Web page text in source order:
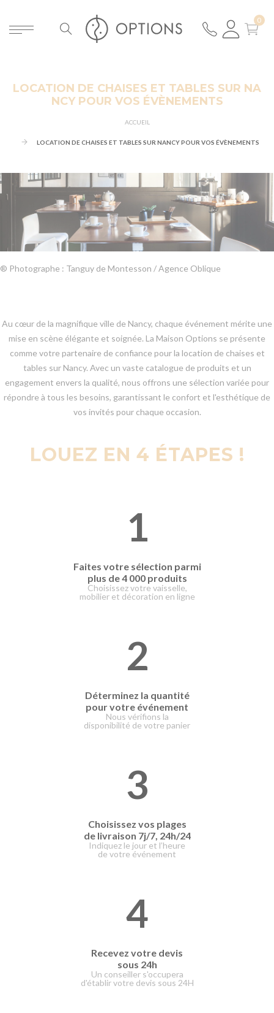
LOCATION DE CHAISES ET TABLES SUR NA
NCY POUR VOS ÉVÈNEMENTS
ACCUEIL
LOCATION DE CHAISES ET TABLES SUR NANCY POUR VOS ÉVÈNEMENTS
® Photographe : Tanguy de Montesson / Agence Oblique
Au cœur de la magnifique ville de Nancy, chaque événement mérite une
mise en scène élégante et soignée. La Maison Options se présente
comme votre partenaire de confiance pour la location de chaises et
tables sur Nancy. Avec un vaste catalogue de produits et un
engagement envers la qualité, nous offrons une sélection variée pour
répondre à tous les besoins, garantissant le confort et l'esthétique de
vos invités pour chaque occasion.
LOUEZ EN 4 ÉTAPES !
1
Faites votre sélection parmi
plus de 4 000 produits
Choisissez votre vaisselle,
mobilier et décoration en ligne
2
Déterminez la quantité
pour votre événement
Nous vérifions la
disponibilité de votre panier
3
Choisissez vos plages
de livraison 7j/7, 24h/24
Indiquez le jour et l’heure
de votre événement
4
Recevez votre devis
sous 24h
Un conseiller s'occupera
d'établir votre devis sous 24H